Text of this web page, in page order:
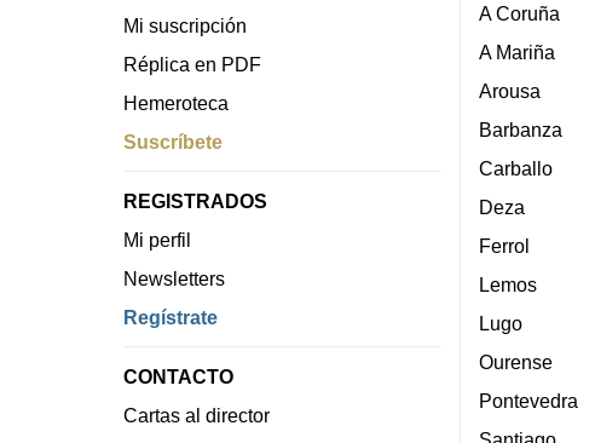
Mi suscripción
Réplica en PDF
Hemeroteca
Suscríbete
REGISTRADOS
Mi perfil
Newsletters
Regístrate
CONTACTO
Cartas al director
A Coruña
A Mariña
Arousa
Barbanza
Carballo
Deza
Ferrol
Lemos
Lugo
Ourense
Pontevedra